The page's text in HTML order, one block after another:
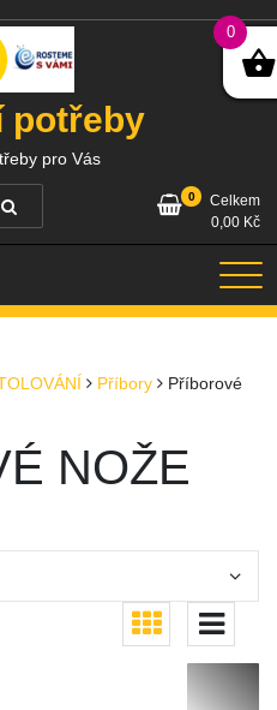
potřeby
pro Vás
0
Celkem
0,00 Kč
Příbory
Příborové
NOŽE
0